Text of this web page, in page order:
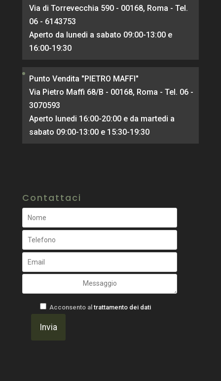
Via di Torrevecchia 590 - 00168, Roma - Tel.
06 - 6143753
Aperto da lunedi a sabato 09:00-13:00 e
16:00-19:30
Punto Vendita "PIETRO MAFFI"
Via Pietro Maffi 68/B - 00168, Roma - Tel. 06 -
3070593
Aperto lunedi 16:00-20:00 e da martedi a
sabato 09:00-13:00 e 15:30-19:30
Contattaci
Acconsento al trattamento dei dati